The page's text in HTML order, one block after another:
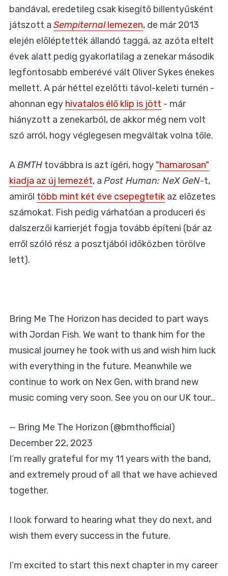
bandával, eredetileg csak kisegítő billentyűsként
játszott a Sempiternallemezen, de már 2013
elején előléptették állandó taggá, az azóta eltelt
évek alatt pedig gyakorlatilag a zenekar második
legfontosabb emberévé vált Oliver Sykes énekes
mellett. A pár héttel ezelőtti távol-keleti turnén -
ahonnan egy hivatalos élő klip is jött - már
hiányzott a zenekarból, de akkor még nem volt
szó arról, hogy véglegesen megváltak volna tőle.
ABMTH továbbra is azt ígéri, hogy "hamarosan"
kiadja az új lemezét, a Post Human: NeX GeN-t,
amiről több mint két éve csepegtetik az előzetes
számokat. Fish pedig várhatóan a produceri és
dalszerzői karrierjét fogja tovább építeni (bár az
erről szóló rész a posztjából időközben törölve
lett).
Bring Me The Horizon has decided to part ways
with Jordan Fish. We want to thank him for the
musical journey he took with us and wish him luck
with everything in the future. Meanwhile we
continue to work on Nex Gen, with brand new
music coming very soon. See you on our UK tour…
— Bring Me The Horizon (@bmthofficial)
December 22, 2023
I’m really grateful for my 11 years with the band,
and extremely proud of all that we have achieved
together.
I look forward to hearing what they do next, and
wish them every success in the future.
I’m excited to start this next chapter in my career